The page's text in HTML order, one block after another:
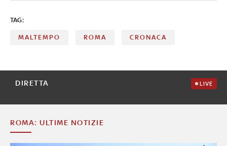
TAG:
MALTEMPO ROMA CRONACA
DIRETTA LIVE
ROMA: ULTIME NOTIZIE